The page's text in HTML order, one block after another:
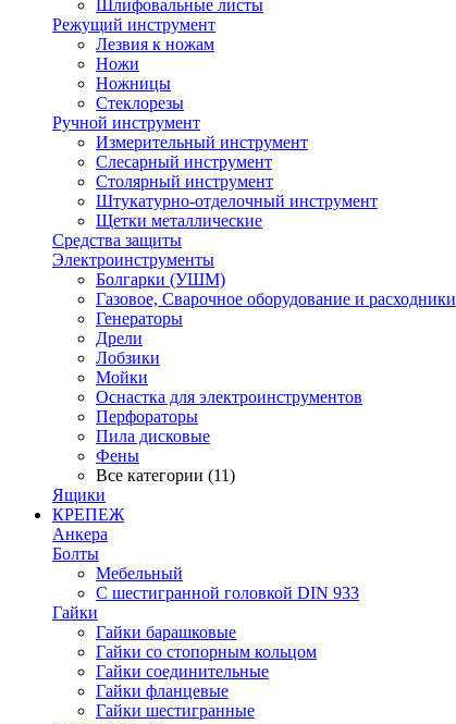
Шлифовальные листы
Режущий инструмент
Лезвия к ножам
Ножи
Ножницы
Стеклорезы
Ручной инструмент
Измерительный инструмент
Слесарный инструмент
Столярный инструмент
Штукатурно-отделочный инструмент
Щетки металлические
Средства защиты
Электроинструменты
Болгарки (УШМ)
Газовое, Сварочное оборудование и расходники
Генераторы
Дрели
Лобзики
Мойки
Оснастка для электроинструментов
Перфораторы
Пила дисковые
Фены
Все категории (11)
Ящики
КРЕПЕЖ
Анкера
Болты
Мебельный
С шестигранной головкой DIN 933
Гайки
Гайки барашковые
Гайки со стопорным кольцом
Гайки соединительные
Гайки фланцевые
Гайки шестигранные